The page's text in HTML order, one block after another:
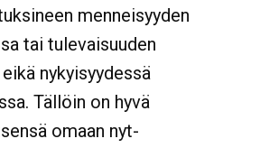
menneisyyden
tai tulevaisuuden
nykyisyydessä
Tällöin on hyvä
omaan nyt-